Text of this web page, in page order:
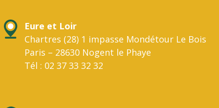
Eure et Loir
Chartres (28) 1 impasse Mondétour Le Bois
Paris – 28630 Nogent le Phaye
Tél : 02 37 33 32 32